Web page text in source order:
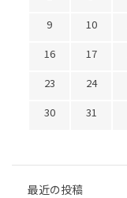
9
10
16
17
23
24
30
31
最近の投稿